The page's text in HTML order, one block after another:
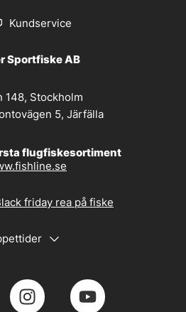
Kundservice
Sportfiske AB
148, Stockholm
5, Järfälla
flugfiskesortiment
friday rea på fiske